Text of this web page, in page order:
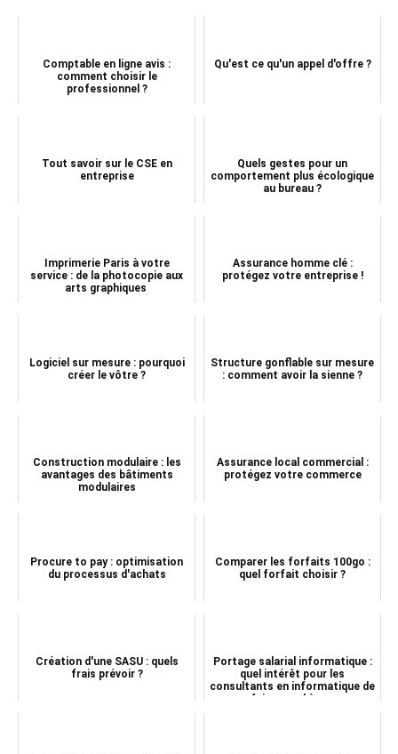
Comptable en ligne avis :
comment choisir le
professionnel ?
Qu'est ce qu'un appel d'offre ?
Tout savoir sur le CSE en
entreprise
Quels gestes pour un
comportement plus écologique
au bureau ?
Imprimerie Paris à votre
service : de la photocopie aux
arts graphiques
Assurance homme clé :
protégez votre entreprise !
Logiciel sur mesure : pourquoi
créer le vôtre ?
Structure gonflable sur mesure
: comment avoir la sienne ?
Construction modulaire : les
avantages des bâtiments
modulaires
Assurance local commercial :
protégez votre commerce
Procure to pay : optimisation
du processus d'achats
Comparer les forfaits 100go :
quel forfait choisir ?
Création d'une SASU : quels
frais prévoir ?
Portage salarial informatique :
quel intérêt pour les
consultants en informatique de
faire appel à u...